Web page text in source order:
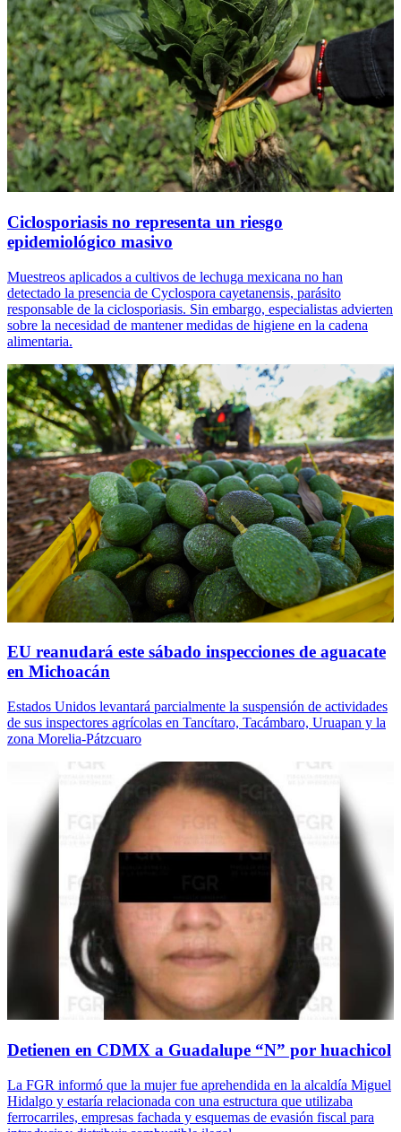
Ciclosporiasis no representa un riesgo
epidemiológico masivo
Muestreos aplicados a cultivos de lechuga mexicana no han
detectado la presencia de Cyclospora cayetanensis, parásito
responsable de la ciclosporiasis. Sin embargo, especialistas advierten
sobre la necesidad de mantener medidas de higiene en la cadena
alimentaria.
EU reanudará este sábado inspecciones de aguacate
en Michoacán
Estados Unidos levantará parcialmente la suspensión de actividades
de sus inspectores agrícolas en Tancítaro, Tacámbaro, Uruapan y la
zona Morelia-Pátzcuaro
Detienen en CDMX a Guadalupe “N” por huachicol
La FGR informó que la mujer fue aprehendida en la alcaldía Miguel
Hidalgo y estaría relacionada con una estructura que utilizaba
ferrocarriles, empresas fachada y esquemas de evasión fiscal para